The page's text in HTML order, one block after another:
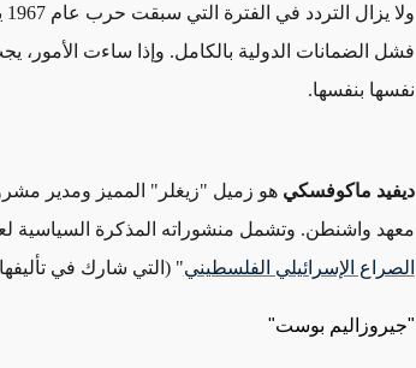
فشل الضمانات الدولية بالكامل. وإذا ساءت الأمور،
نفسها بنفسها.
ديفيد ماكوفسكي هو زميل "زيغلر" المميز ومدير
معهد واشنطن. وتشمل منشوراته المذكرة السياسية لعام
الصراع الإسرائيلي الفلسطيني" (التي شارك في
"جيروزاليم بوست"